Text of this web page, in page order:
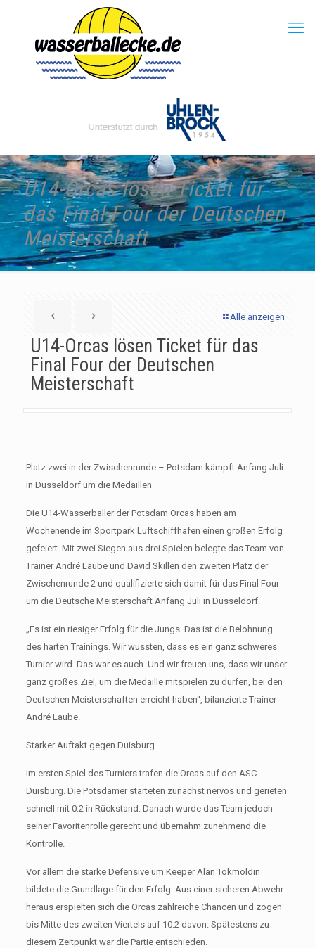
U14-Orcas lösen Ticket für
das Final Four der Deutschen
Meisterschaft
Alle anzeigen
U14-Orcas lösen Ticket für das
Final Four der Deutschen
Meisterschaft
Platz zwei in der Zwischenrunde – Potsdam kämpft Anfang Juli
in Düsseldorf um die Medaillen
Die U14-Wasserballer der Potsdam Orcas haben am
Wochenende im Sportpark Luftschiffhafen einen großen Erfolg
gefeiert. Mit zwei Siegen aus drei Spielen belegte das Team von
Trainer André Laube und David Skillen den zweiten Platz der
Zwischenrunde 2 und qualifizierte sich damit für das Final Four
um die Deutsche Meisterschaft Anfang Juli in Düsseldorf.
„Es ist ein riesiger Erfolg für die Jungs. Das ist die Belohnung
des harten Trainings. Wir wussten, dass es ein ganz schweres
Turnier wird. Das war es auch. Und wir freuen uns, dass wir unser
ganz großes Ziel, um die Medaille mitspielen zu dürfen, bei den
Deutschen Meisterschaften erreicht haben“, bilanzierte Trainer
André Laube.
Starker Auftakt gegen Duisburg
Im ersten Spiel des Turniers trafen die Orcas auf den ASC
Duisburg. Die Potsdamer starteten zunächst nervös und gerieten
schnell mit 0:2 in Rückstand. Danach wurde das Team jedoch
seiner Favoritenrolle gerecht und übernahm zunehmend die
Kontrolle.
Vor allem die starke Defensive um Keeper Alan Tokmoldin
bildete die Grundlage für den Erfolg. Aus einer sicheren Abwehr
heraus erspielten sich die Orcas zahlreiche Chancen und zogen
bis Mitte des zweiten Viertels auf 10:2 davon. Spätestens zu
diesem Zeitpunkt war die Partie entschieden.